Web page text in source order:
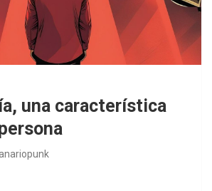
una característica